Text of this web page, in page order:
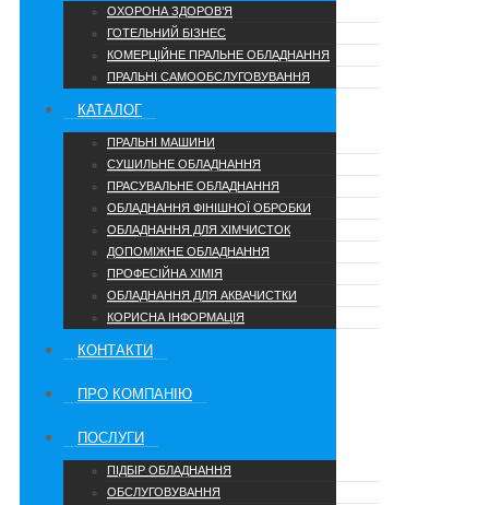
ОХОРОНА ЗДОРОВ’Я
ГОТЕЛЬНИЙ БІЗНЕС
КОМЕРЦІЙНЕ ПРАЛЬНЕ ОБЛАДНАННЯ
ПРАЛЬНІ САМООБСЛУГОВУВАННЯ
КАТАЛОГ
ПРАЛЬНІ МАШИНИ
СУШИЛЬНЕ ОБЛАДНАННЯ
ПРАСУВАЛЬНЕ ОБЛАДНАННЯ
ОБЛАДНАННЯ ФІНІШНОЇ ОБРОБКИ
ОБЛАДНАННЯ ДЛЯ ХІМЧИСТОК
ДОПОМІЖНЕ ОБЛАДНАННЯ
ПРОФЕСІЙНА ХІМІЯ
ОБЛАДНАННЯ ДЛЯ АКВАЧИСТКИ
КОРИСНА ІНФОРМАЦІЯ
КОНТАКТИ
ПРО КОМПАНІЮ
ПОСЛУГИ
ПІДБІР ОБЛАДНАННЯ
ОБСЛУГОВУВАННЯ